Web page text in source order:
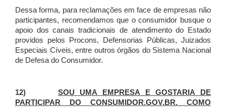
Dessa forma, para reclamações em face de empresas não
participantes, recomendamos que o consumidor busque o
apoio dos canais tradicionais de atendimento do Estado
providos pelos Procons, Defensorias Públicas, Juizados
Especiais Cíveis, entre outros órgãos do Sistema Nacional
de Defesa do Consumidor.
12) SOU UMA EMPRESA E GOSTARIA DE
PARTICIPAR DO CONSUMIDOR.GOV.BR. COMO